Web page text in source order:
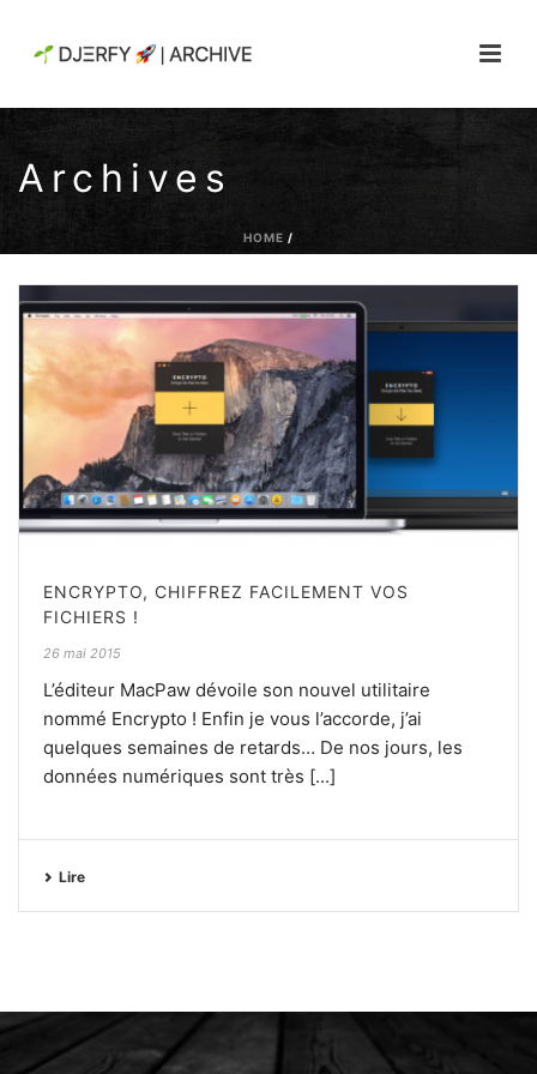
Archives
HOME /
ENCRYPTO, CHIFFREZ FACILEMENT VOS
FICHIERS !
26 mai 2015
L’éditeur MacPaw dévoile son nouvel utilitaire
nommé Encrypto ! Enfin je vous l’accorde, j’ai
quelques semaines de retards… De nos jours, les
données numériques sont très [...]
Lire